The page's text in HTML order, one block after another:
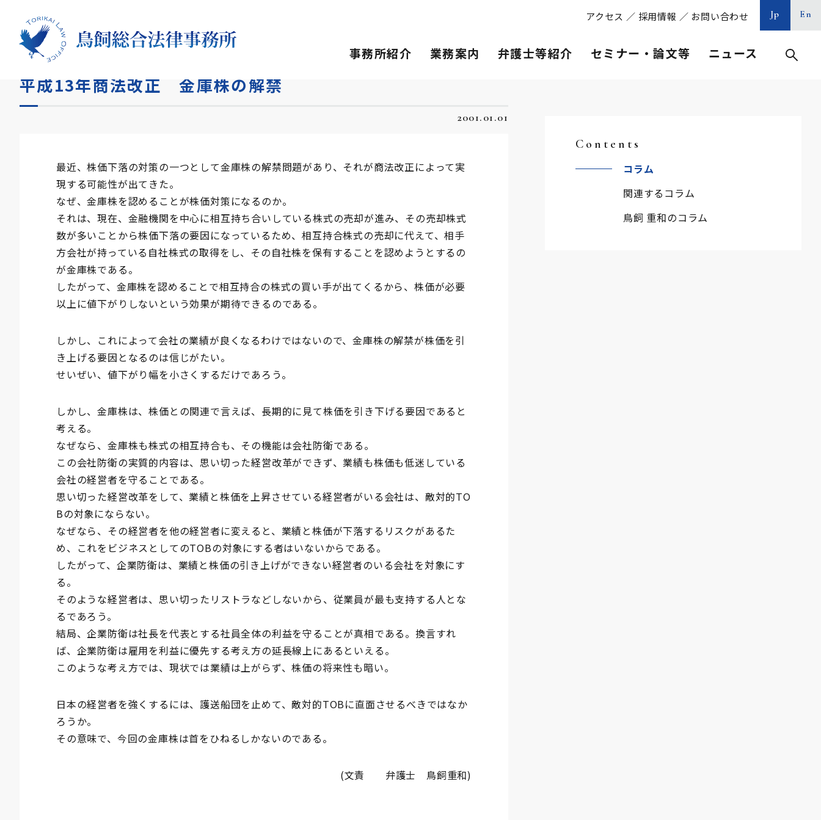
アクセス ／ 採用情報 ／ お問い合わせ Jp En
事務所紹介 業務案内 弁護士等紹介 セミナー・論文等 ニュース
HOME
平成13年商法改正 金庫株の解禁
2001.01.01
最近、株価下落の対策の一つとして金庫株の解禁問題があり、それが商法改正によって実
現する可能性が出てきた。
なぜ、金庫株を認めることが株価対策になるのか。
それは、現在、金融機関を中心に相互持ち合いしている株式の売却が進み、その売却株式
数が多いことから株価下落の要因になっているため、相互持合株式の売却に代えて、相手
方会社が持っている自社株式の取得をし、その自社株を保有することを認めようとするの
が金庫株である。
したがって、金庫株を認めることで相互持合の株式の買い手が出てくるから、株価が必要
以上に値下がりしないという効果が期待できるのである。
しかし、これによって会社の業績が良くなるわけではないので、金庫株の解禁が株価を引
き上げる要因となるのは信じがたい。
せいぜい、値下がり幅を小さくするだけであろう。
しかし、金庫株は、株価との関連で言えば、長期的に見て株価を引き下げる要因であると
考える。
なぜなら、金庫株も株式の相互持合も、その機能は会社防衛である。
この会社防衛の実質的内容は、思い切った経営改革ができず、業績も株価も低迷している
会社の経営者を守ることである。
思い切った経営改革をして、業績と株価を上昇させている経営者がいる会社は、敵対的TO
Bの対象にならない。
なぜなら、その経営者を他の経営者に変えると、業績と株価が下落するリスクがあるた
め、これをビジネスとしてのTOBの対象にする者はいないからである。
したがって、企業防衛は、業績と株価の引き上げができない経営者のいる会社を対象にす
る。
そのような経営者は、思い切ったリストラなどしないから、従業員が最も支持する人とな
るであろう。
結局、企業防衛は社長を代表とする社員全体の利益を守ることが真相である。換言すれ
ば、企業防衛は雇用を利益に優先する考え方の延長線上にあるといえる。
このような考え方では、現状では業績は上がらず、株価の将来性も暗い。
日本の経営者を強くするには、護送船団を止めて、敵対的TOBに直面させるべきではなか
ろうか。
その意味で、今回の金庫株は首をひねるしかないのである。
(文責 弁護士 鳥飼重和)
Contents
コラム
関連するコラム
鳥飼 重和のコラム